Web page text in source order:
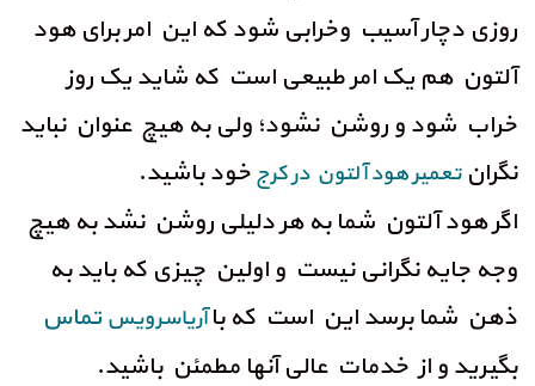
روزی دچار آسیب وخرابی شود که این امر برای هود
آلتون هم یک امر طبیعی است که شاید یک روز
خراب شود و روشن نشود؛ ولی به هیچ عنوان نباید
نگرانتعمیر هودآلتون در کرجخود باشید.
اگر هود آلتون شما به هر دلیلی روشن نشد به هیچ
وجه جایه نگرانی نیست و اولین چیزی که باید به
ذهن شما برسد این است که باآریاسرویس تماس
بگیرید و از خدمات عالی آنها مطمئن باشید.